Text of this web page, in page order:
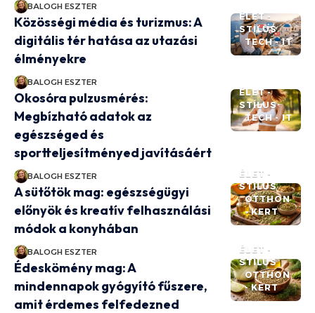
BALOGH ESZTER
ÉLET -
STÍLUS
TECH - IT
Közösségi média és turizmus: A
digitális tér hatása az utazási
élményekre
BALOGH ESZTER
ÉLET -
STÍLUS
TECH - IT
Okosóra pulzusmérés:
Megbízható adatok az
egészséged és
sportteljesítményed javításáért
BALOGH ESZTER
ÉLET -
STÍLUS
OTTHON
- KERT
A sütőtök mag: egészségügyi
előnyök és kreatív felhasználási
módok a konyhában
BALOGH ESZTER
ÉLET -
STÍLUS
OTTHON
- KERT
Édeskömény mag: A
mindennapok gyógyító fűszere,
amit érdemes felfedezned